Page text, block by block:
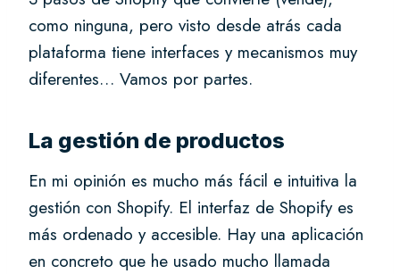
como ninguna, pero visto desde atrás cada
plataforma tiene interfaces y mecanismos muy
diferentes… Vamos por partes.
La gestión de productos
En mi opinión es mucho más fácil e intuitiva la
gestión con Shopify. El interfaz de Shopify es
más ordenado y accesible. Hay una aplicación
en concreto que he usado mucho llamada